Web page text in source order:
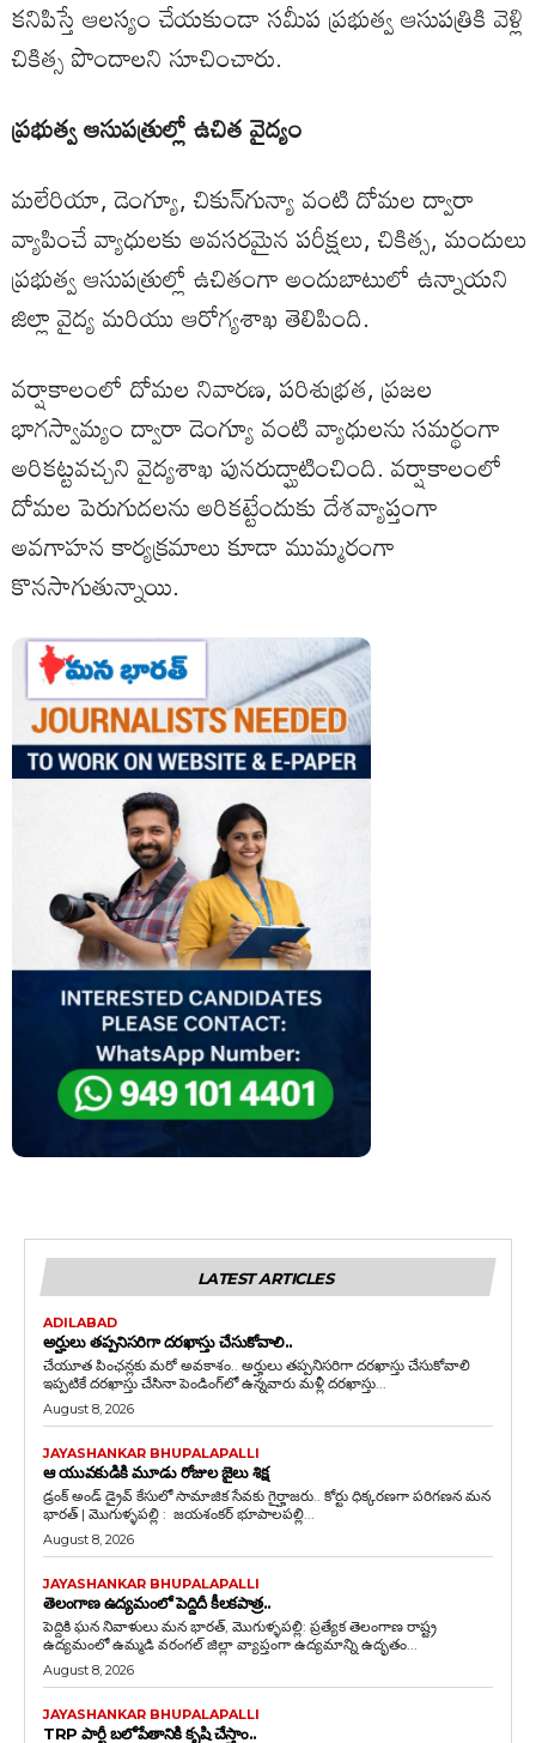
కనిపిస్తే ఆలస్యం చేయకుండా సమీప ప్రభుత్వ ఆసుపత్రికి వెళ్లి
చికిత్స పొందాలని సూచించారు.
ప్రభుత్వ ఆసుపత్రుల్లో ఉచిత వైద్యం
మలేరియా, డెంగ్యూ, చికున్‌గున్యా వంటి దోమల ద్వారా
వ్యాపించే వ్యాధులకు అవసరమైన పరీక్షలు, చికిత్స, మందులు
ప్రభుత్వ ఆసుపత్రుల్లో ఉచితంగా అందుబాటులో ఉన్నాయని
జిల్లా వైద్య మరియు ఆరోగ్యశాఖ తెలిపింది.
వర్షాకాలంలో దోమల నివారణ, పరిశుభ్రత, ప్రజల
భాగస్వామ్యం ద్వారా డెంగ్యూ వంటి వ్యాధులను సమర్థంగా
అరికట్టవచ్చని వైద్యశాఖ పునరుద్ఘాటించింది. వర్షాకాలంలో
దోమల పెరుగుదలను అరికట్టేందుకు దేశవ్యాప్తంగా
అవగాహన కార్యక్రమాలు కూడా ముమ్మరంగా
కొనసాగుతున్నాయి.
LATEST ARTICLES
ADILABAD
అర్హులు తప్పనిసరిగా దరఖాస్తు చేసుకోవాలి..
చేయూత పింఛన్లకు మరో అవకాశం.. అర్హులు తప్పనిసరిగా దరఖాస్తు చేసుకోవాలి
ఇప్పటికే దరఖాస్తు చేసినా పెండింగ్‌లో ఉన్నవారు మళ్లీ దరఖాస్తు...
August 8, 2026
JAYASHANKAR BHUPALAPALLI
ఆ యువకుడికి మూడు రోజుల జైలు శిక్ష
డ్రంక్‌ అండ్‌ డ్రైవ్‌ కేసులో సామాజిక సేవకు గైర్హాజరు.. కోర్టు ధిక్కరణగా పరిగణన మన
భారత్ | మొగుళ్ళపల్లి : జయశంకర్ భూపాలపల్లి...
August 8, 2026
JAYASHANKAR BHUPALAPALLI
తెలంగాణ ఉద్యమంలో పెద్దిదీ కీలకపాత్ర..
పెద్దికి ఘన నివాళులు మన భారత్, మొగుళ్ళపల్లి: ప్రత్యేక తెలంగాణ రాష్ట్ర
ఉద్యమంలో ఉమ్మడి వరంగల్ జిల్లా వ్యాప్తంగా ఉద్యమాన్ని ఉదృతం...
August 8, 2026
JAYASHANKAR BHUPALAPALLI
TRP పార్టీ బలోపేతానికి కృషి చేస్తాం..